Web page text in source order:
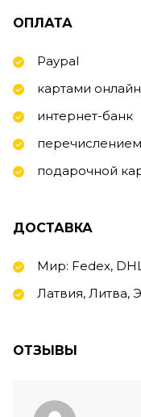
ОПЛАТА
Paypal
картами онлайн
интернет-банк
перечислением
подарочной
ДОСТАВКА
Мир: Fedex,
Латвия, Литва,
ОТЗЫВЫ